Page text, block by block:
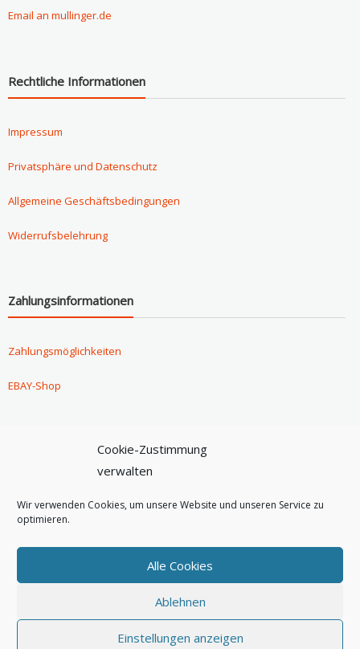
Cookie-Zustimmung
verwalten
Wir verwenden Cookies, um unsere Website und unseren Service zu
optimieren.
Alle Cookies
Ablehnen
Einstellungen anzeigen
Email an mullinger.de
Rechtliche Informationen
Impressum
Privatsphäre und Datenschutz
Allgemeine Geschäftsbedingungen
Widerrufsbelehrung
Zahlungsinformationen
Zahlungsmöglichkeiten
EBAY-Shop
Versandinformationen
Versandoptionen
Versandkostenfrei ab 60 Euro!